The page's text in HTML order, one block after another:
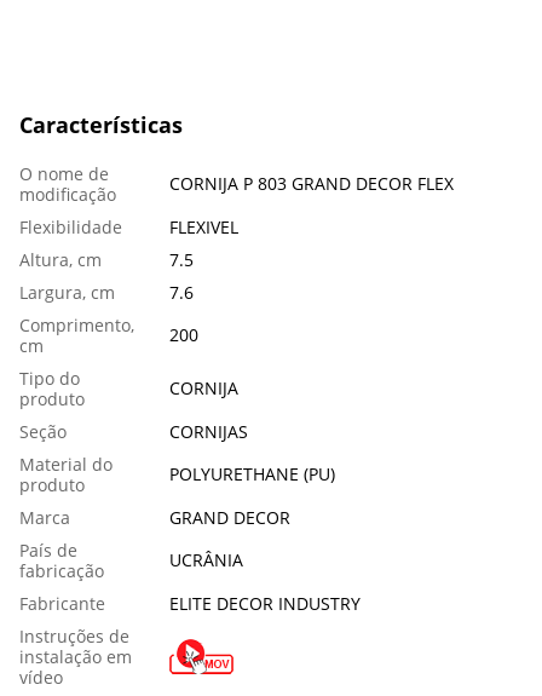
Características
O nome de
modificação
CORNIJA P 803 GRAND DECOR FLEX
Flexibilidade
FLEXIVEL
Altura, cm
7.5
Largura, cm
7.6
Comprimento,
сm
200
Tipo do
produto
CORNIJA
Seção
CORNIJAS
Material do
produto
POLYURETHANE (PU)
Marca
GRAND DECOR
País de
fabricação
UCRÂNIA
Fabricante
ELITE DECOR INDUSTRY
Instruções de
instalação em
vídeo